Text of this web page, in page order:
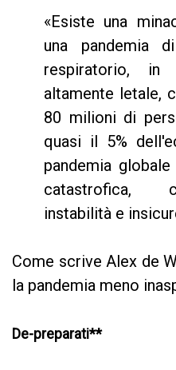
«Esiste una
una pandemia
respiratorio, in
altamente letale,
80 milioni di
quasi il 5%
pandemia
catastrofica,
instabilità e
Come scrive Alex de
la pandemia meno
De-preparati**